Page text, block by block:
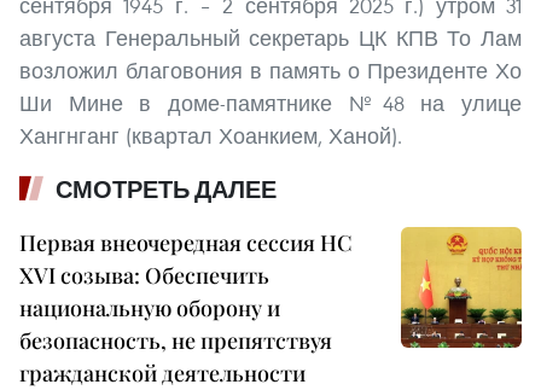
августа Генеральный секретарь ЦК КПВ То Лам
возложил благовония в память о Президенте Хо
Ши Мине в доме-памятнике №48 на улице
Хангнганг (квартал Хоанкием, Ханой).
СМОТРЕТЬ ДАЛЕЕ
Первая внеочередная сессия НС
XVI созыва: Обеспечить
национальную оборону и
безопасность, не препятствуя
гражданской деятельности